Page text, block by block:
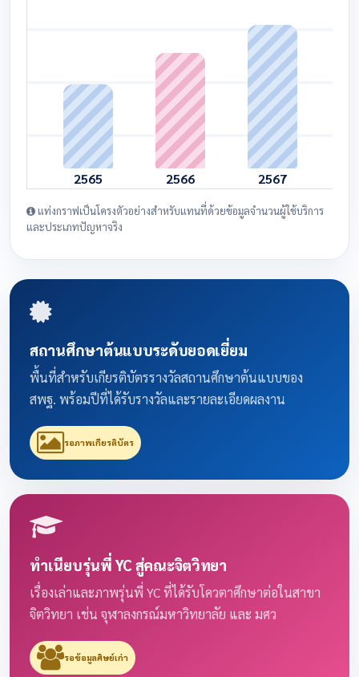
2565 2566 2567
แท่งกราฟเป็นโครงตัวอย่างสำหรับแทนที่ด้วยข้อมูลจำนวนผู้ใช้บริการ
และประเภทปัญหาจริง
สถานศึกษาต้นแบบระดับยอดเยี่ยม
พื้นที่สำหรับเกียรติบัตรรางวัลสถานศึกษาต้นแบบของ
สพฐ. พร้อมปีที่ได้รับรางวัลและรายละเอียดผลงาน
รอภาพเกียรติบัตร
ทำเนียบรุ่นพี่ YC สู่คณะจิตวิทยา
เรื่องเล่าและภาพรุ่นพี่ YC ที่ได้รับโควตาศึกษาต่อในสาขา
จิตวิทยา เช่น จุฬาลงกรณ์มหาวิทยาลัย และ มศว
รอข้อมูลศิษย์เก่า